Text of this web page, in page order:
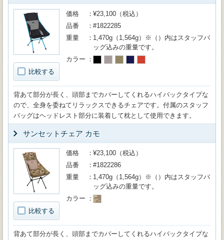
比較する
価格
¥23,100（税込）
品番
#1822285
重量
1,470g（1,564g）※（）内はスタッフバ
ッグ込みの重量です。
カラー
背あて部分が長く、頭部までカバーしてくれるハイバックタイプな
ので、全身を委ねてリラックスできるチェアです。付属のスタッフ
バッグはヘッドレスト部分に装着して枕として使用できます。
サンセットチェア カモ
比較する
価格
¥23,100（税込）
品番
#1822286
重量
1,470g（1,564g）※（）内はスタッフバ
ッグ込みの重量です。
カラー
背あて部分が長く、頭部までカバーしてくれるハイバックタイプな